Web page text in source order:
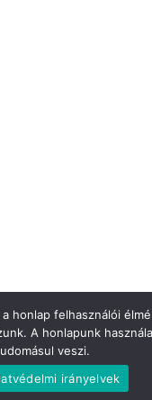
honlap felhasználói
A honlapunk
veszi.
irányelvek